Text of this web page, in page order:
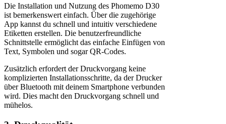
Die Installation und Nutzung des Phomemo D30
ist bemerkenswert einfach. Über die zugehörige
App kannst du schnell und intuitiv verschiedene
Etiketten erstellen. Die benutzerfreundliche
Schnittstelle ermöglicht das einfache Einfügen von
Text, Symbolen und sogar QR-Codes.
Zusätzlich erfordert der Druckvorgang keine
komplizierten Installationsschritte, da der Drucker
über Bluetooth mit deinem Smartphone verbunden
wird. Dies macht den Druckvorgang schnell und
mühelos.